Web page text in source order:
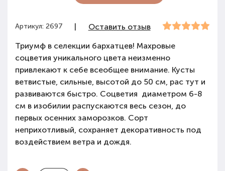
Артикул: 2697 |
Оставить отзыв
Триумф в селекции бархатцев! Махровые
соцветия уникального цвета неизменно
привлекают к себе всеобщее внимание. Кусты
ветвистые, сильные, высотой до 50 см, рас тут и
развиваются быстро. Соцветия диаметром 6-8
см в изобилии распускаются весь сезон, до
первых осенних заморозков. Сорт
неприхотливый, сохраняет декоративность под
воздействием ветра и дождя.